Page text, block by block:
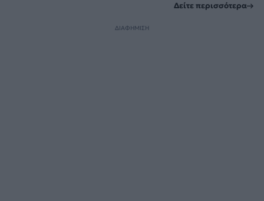
Δείτε περισσότερα
ΔΙΑΦΗΜΙΣΗ